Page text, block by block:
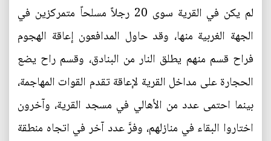
لم يكن في القرية سوى 20 رجلاً مسلحاً متمركزين في
الجهة الغربية منها، وقد حاول المدافعون إعاقة الهجوم
فراح قسم منهم يطلق النار من البنادق، وقسم راح يضع
الحجارة على مداخل القرية لإعاقة تقدم القوات المهاجمة،
بينما احتمى عدد من الأهالي في مسجد القرية، وآخرون
اختاروا البقاء في منازلهم، وفرَّ عدد آخر في اتجاه منطقة